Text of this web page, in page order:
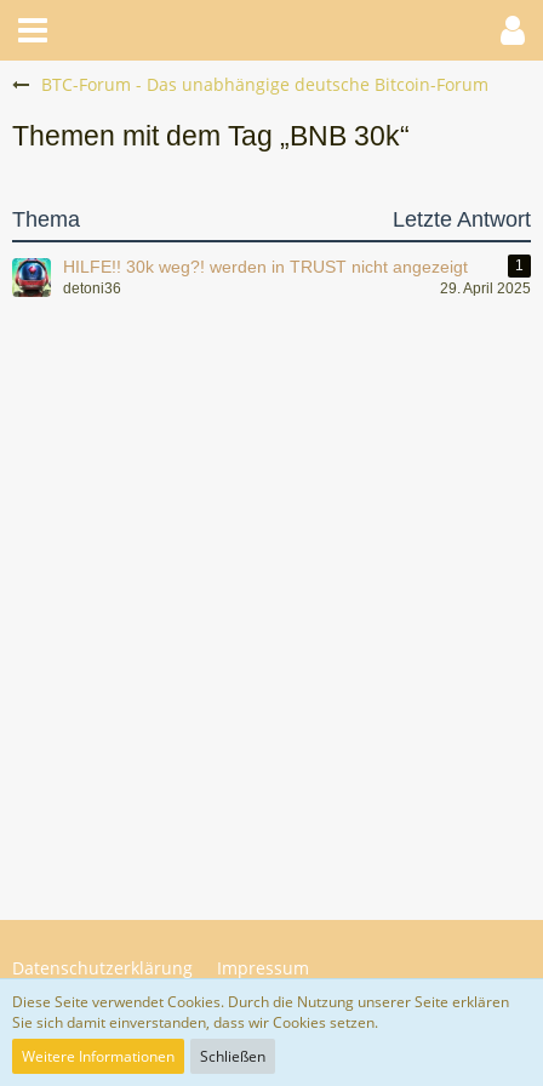
BTC-Forum - Das unabhängige deutsche Bitcoin-Forum
Themen mit dem Tag „BNB 30k“
Thema Letzte Antwort
HILFE!! 30k weg?! werden in TRUST nicht angezeigt
1
detoni36
29. April 2025
Datenschutzerklärung Impressum
Community-Software:
Diese Seite verwendet Cookies. Durch die Nutzung unserer Seite erklären
Sie sich damit einverstanden, dass wir Cookies setzen.
Weitere Informationen
Schließen